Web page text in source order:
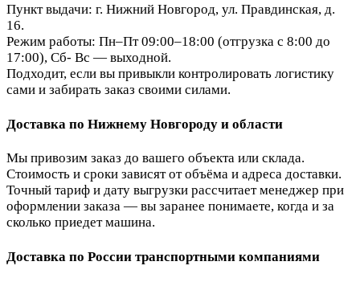
Пункт выдачи: г. Нижний Новгород, ул. Правдинская, д.
16.
Режим работы: Пн–Пт 09:00–18:00 (отгрузка с 8:00 до
17:00), Сб- Вс — выходной.
Подходит, если вы привыкли контролировать логистику
сами и забирать заказ своими силами.
Доставка по Нижнему Новгороду и области
Мы привозим заказ до вашего объекта или склада.
Стоимость и сроки зависят от объёма и адреса доставки.
Точный тариф и дату выгрузки рассчитает менеджер при
оформлении заказа — вы заранее понимаете, когда и за
сколько приедет машина.
Доставка по России транспортными компаниями